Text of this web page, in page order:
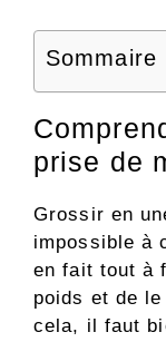
Sommaire
prise de
Grossir en
impossible à
en fait tout à
poids et de
cela, il faut